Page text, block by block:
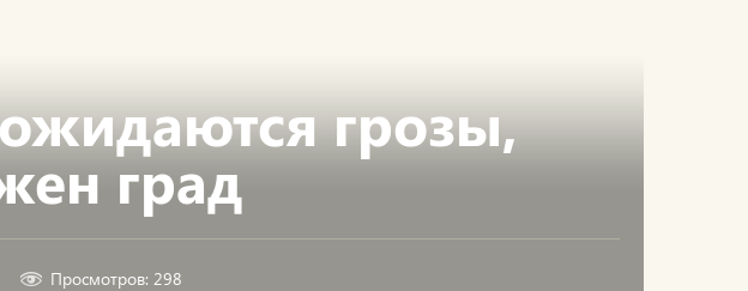
грозы,
град
Просмотров: 298